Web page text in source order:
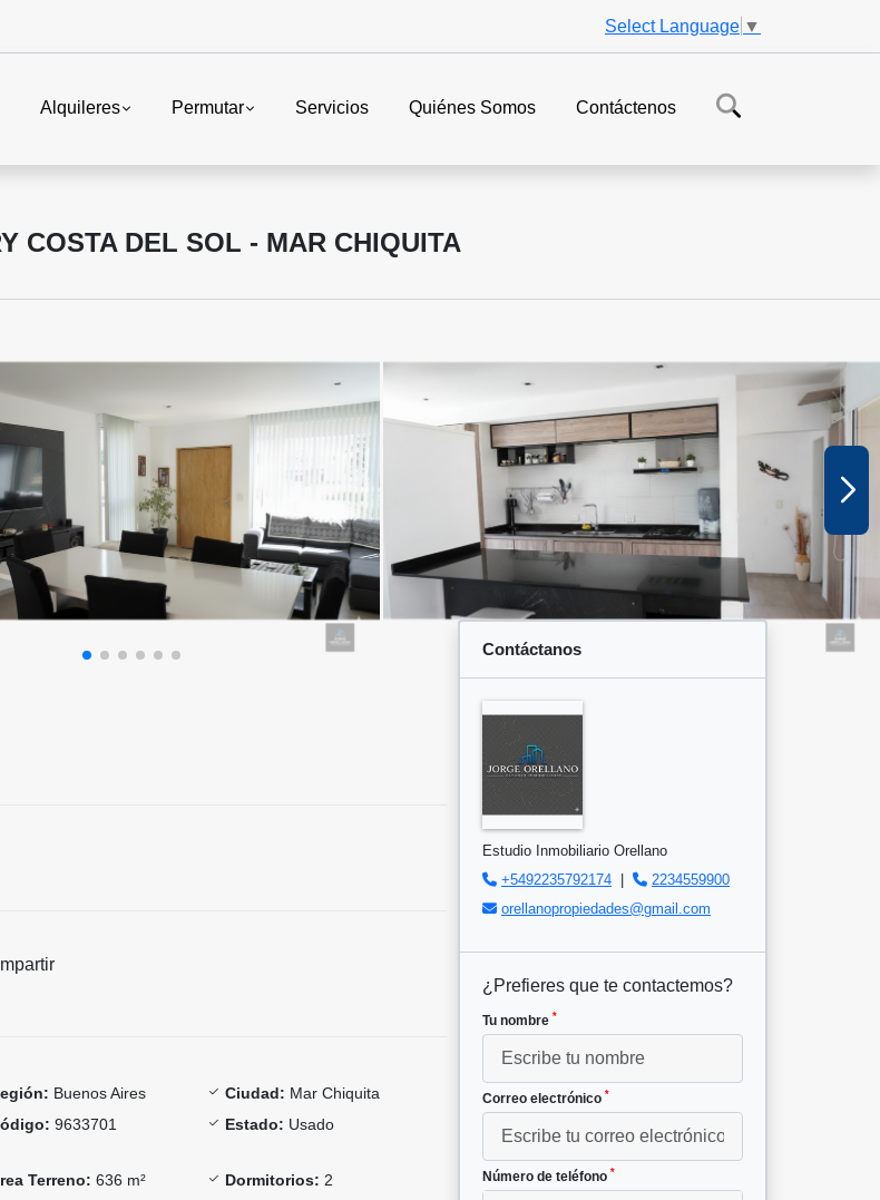
Select Language ▼
Alquileres Permutar Servicios Quiénes Somos Contáctenos
COSTA DEL SOL - MAR CHIQUITA
Buenos Aires Ciudad: Mar Chiquita
9633701 Estado: Usado
Terreno: 636 m² Dormitorios: 2
Contáctanos
Estudio Inmobiliario Orellano
+5492235792174
2234559900
orellanopropiedades@gmail.com
¿Prefieres que te contactemos?
Tu nombre *
Correo electrónico *
Número de teléfono *